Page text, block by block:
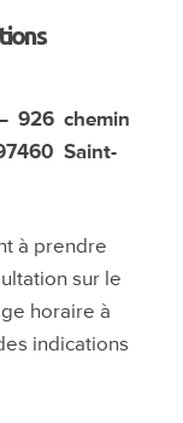
926 chemin
Saint-
à prendre
sur le
horaire à
indications